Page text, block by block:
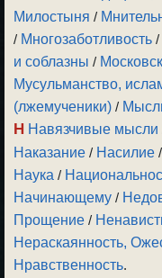
Милостыня /
/ Многозаботливость /
и соблазны /
Мусульманство,
(лжемученики) /
Н Навязчивые мысли
Наказание / Насилие /
Наука /
Начинающему /
Прощение /
Нераскаянность,
Нравственность.